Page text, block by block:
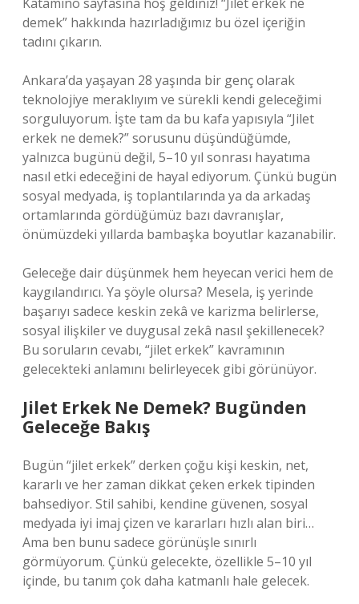
demek” hakkında hazırladığımız bu özel içeriğin
tadını çıkarın.
Ankara’da yaşayan 28 yaşında bir genç olarak
teknolojiye meraklıyım ve sürekli kendi geleceğimi
sorguluyorum. İşte tam da bu kafa yapısıyla “Jilet
erkek ne demek?” sorusunu düşündüğümde,
yalnızca bugünü değil, 5–10 yıl sonrası hayatıma
nasıl etki edeceğini de hayal ediyorum. Çünkü bugün
sosyal medyada, iş toplantılarında ya da arkadaş
ortamlarında gördüğümüz bazı davranışlar,
önümüzdeki yıllarda bambaşka boyutlar kazanabilir.
Geleceğe dair düşünmek hem heyecan verici hem de
kaygılandırıcı. Ya şöyle olursa? Mesela, iş yerinde
başarıyı sadece keskin zekâ ve karizma belirlerse,
sosyal ilişkiler ve duygusal zekâ nasıl şekillenecek?
Bu soruların cevabı, “jilet erkek” kavramının
gelecekteki anlamını belirleyecek gibi görünüyor.
Jilet Erkek Ne Demek? Bugünden
Geleceğe Bakış
Bugün “jilet erkek” derken çoğu kişi keskin, net,
kararlı ve her zaman dikkat çeken erkek tipinden
bahsediyor. Stil sahibi, kendine güvenen, sosyal
medyada iyi imaj çizen ve kararları hızlı alan biri…
Ama ben bunu sadece görünüşle sınırlı
görmüyorum. Çünkü gelecekte, özellikle 5–10 yıl
içinde, bu tanım çok daha katmanlı hale gelecek.